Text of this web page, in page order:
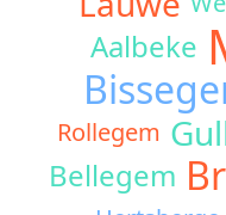
Aalbeke
Rollegem
Bellegem